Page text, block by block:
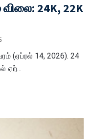
24K, 22K
(ஏப்ரல் 14, 2026). 24
ஏற்...